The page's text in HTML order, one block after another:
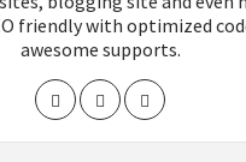
friendly with optimized
awesome supports.